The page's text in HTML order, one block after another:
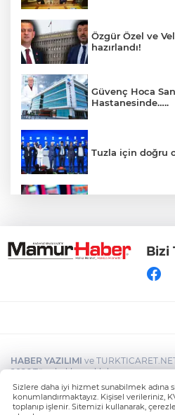
Özgür Özel ve
hazırlandı!
Güvenç Hoca
Hastanesinde…..
Tuzla için doğru
Kerkük, Türk
Üsküdar
Bizi
HABER YAZILIMI ve
2026 Tüm hakları saklıdır.
Sizlere daha iyi hizmet sunabilmek adına
konumlandırmaktayız. Kişisel verileriniz,
toplanıp işlenir. Sitemizi kullanarak,